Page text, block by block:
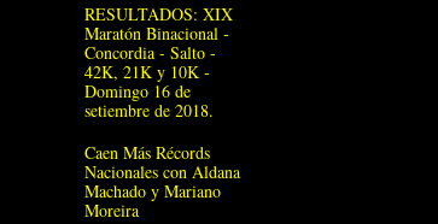
RESULTADOS: XIX
Maratón Binacional -
Concordia - Salto -
42K, 21K y 10K -
Domingo 16 de
setiembre de 2018.
Caen Más Récords
Nacionales con Aldana
Machado y Mariano
Moreira